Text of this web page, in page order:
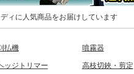
ィに人気商品をお届けしています
払機 噴霧器
ッジトリマー 高枝切鋏・剪定